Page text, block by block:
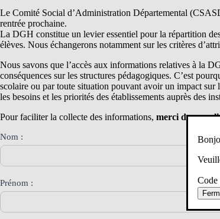
Le Comité Social d’Administration Départemental
rentrée prochaine.
La DGH constitue un levier essentiel pour la répartition
élèves. Nous échangerons notamment sur les critères
Nous savons que l’accès aux informations relatives à la
conséquences sur les structures pédagogiques. C’est
scolaire ou par toute situation pouvant avoir un impact sur
les besoins et les priorités des établissements auprès des
Pour faciliter la collecte des informations, merci de
DGH
Nom :
Prénom : Code